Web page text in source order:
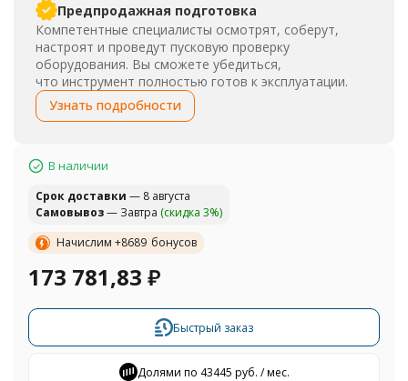
Предпродажная подготовка
Компетентные специалисты осмотрят, соберут,
настроят и проведут пусковую проверку
оборудования. Вы сможете убедиться,
что инструмент полностью готов к эксплуатации.
Узнать подробности
В наличии
Cрок доставки — 8 августа
Самовывоз— Завтра (скидка 3%)
Начислим +8689 бонусов
173 781,83 ₽
Быстрый заказ
Долями по 43445 руб. / мес.